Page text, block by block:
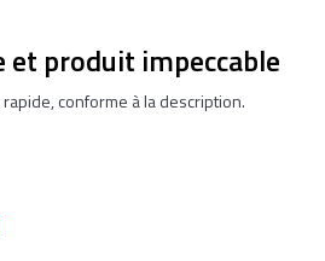
et produit impeccable
conforme à la description.